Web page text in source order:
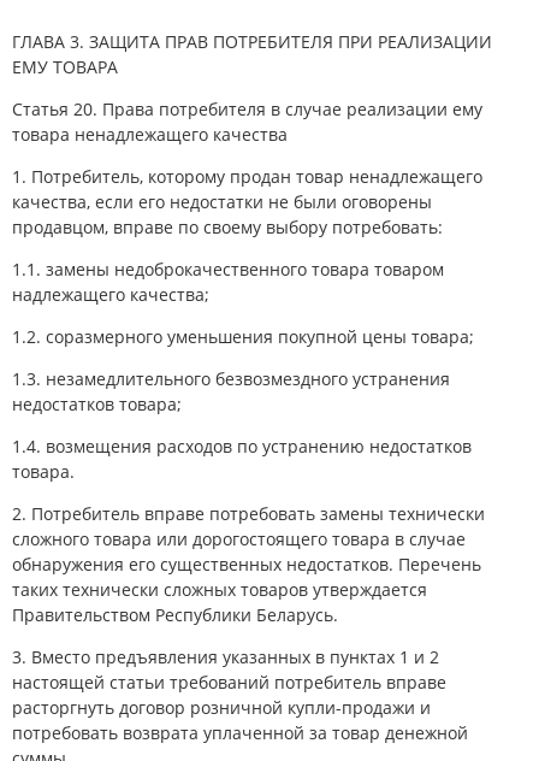
ГЛАВА 3. ЗАЩИТА ПРАВ ПОТРЕБИТЕЛЯ ПРИ РЕАЛИЗАЦИИ
ЕМУ ТОВАРА
Статья 20. Права потребителя в случае реализации ему
товара ненадлежащего качества
1. Потребитель, которому продан товар ненадлежащего
качества, если его недостатки не были оговорены
продавцом, вправе по своему выбору потребовать:
1.1. замены недоброкачественного товара товаром
надлежащего качества;
1.2. соразмерного уменьшения покупной цены товара;
1.3. незамедлительного безвозмездного устранения
недостатков товара;
1.4. возмещения расходов по устранению недостатков
товара.
2. Потребитель вправе потребовать замены технически
сложного товара или дорогостоящего товара в случае
обнаружения его существенных недостатков. Перечень
таких технически сложных товаров утверждается
Правительством Республики Беларусь.
3. Вместо предъявления указанных в пунктах 1 и 2
настоящей статьи требований потребитель вправе
расторгнуть договор розничной купли-продажи и
потребовать возврата уплаченной за товар денежной